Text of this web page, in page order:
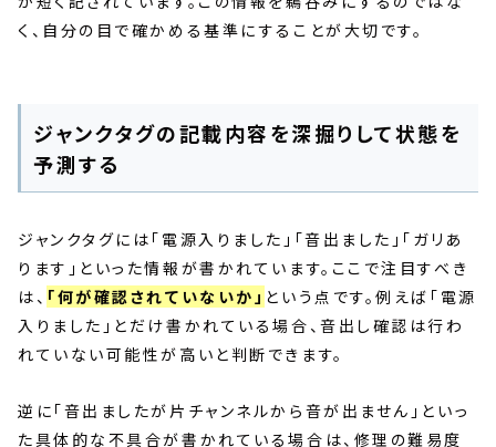
く、自分の目で確かめる基準にすることが大切です。
ジャンクタグの記載内容を深掘りして状態を
予測する
ジャンクタグには「電源入りました」「音出ました」「ガリあ
ります」といった情報が書かれています。ここで注目すべき
は、 「何が確認されていないか」 という点です。例えば「電源
入りました」とだけ書かれている場合、音出し確認は行わ
れていない可能性が高いと判断できます。
逆に「音出ましたが片チャンネルから音が出ません」といっ
た具体的な不具合が書かれている場合は、修理の難易度